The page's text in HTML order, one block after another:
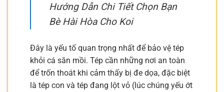
Hướng Dẫn Chi Tiết Chọn Bạn
Bè Hài Hòa Cho Koi
Đây là yếu tố quan trọng nhất để bảo vệ tép
khỏi cá săn mồi. Tép cần những nơi an toàn
để trốn thoát khi cảm thấy bị đe dọa, đặc biệt
là tép con và tép đang lột vỏ (lúc chúng yếu ớt